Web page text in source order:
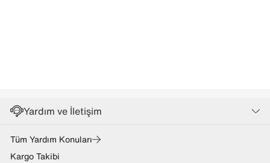
Yardım ve İletişim
Tüm Yardım Konuları
Kargo Takibi